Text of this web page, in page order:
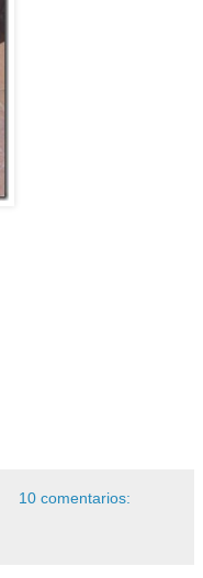
10 comentarios: